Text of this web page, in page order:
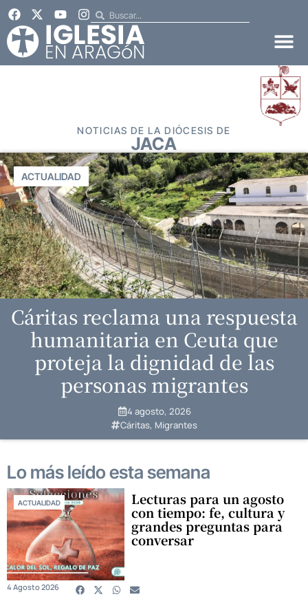
NOTICIAS DE LA DIÓCESIS DE
JACA
ACTUALIDAD
Cáritas reclama una respuesta
humanitaria en Ceuta que
proteja la dignidad de las
personas migrantes
4 agosto, 2026
Cáritas, Migrantes
Lo más leído esta semana​
ACTUALIDAD Lecturas para un agosto
con tiempo: fe, cultura y
grandes preguntas para
conversar
4 Agosto 2026